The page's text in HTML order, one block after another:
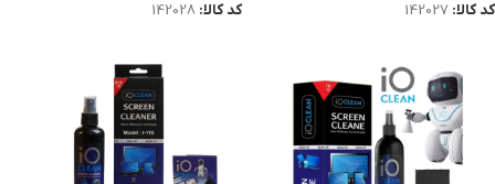
کد کالا: 142027
کد کالا: 142028